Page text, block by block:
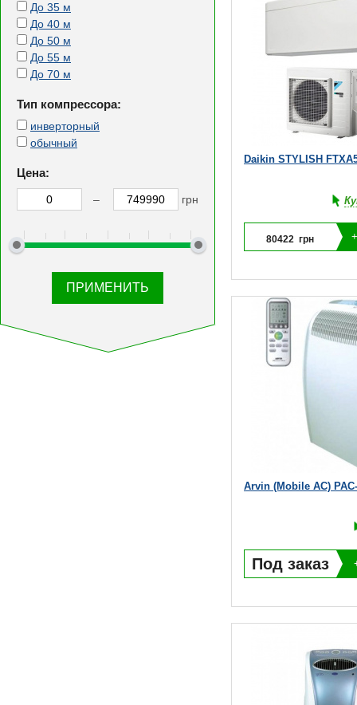
Daikin STYLISH
80422 грн +
Arvin (Mobile AC)
Под заказ
До 35 м
До 40 м
До 50 м
До 55 м
До 70 м
Тип компрессора:
инверторный
обычный
Цена:
– грн